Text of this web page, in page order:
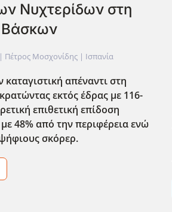
Νυχτερίδων στη
| Πέτρος Μοσχονίδης | Ισπανία
απέναντι στη
εκτός έδρας με 116-
επιθετική επίδοση
48% από την περιφέρεια ενώ
σκόρερ.